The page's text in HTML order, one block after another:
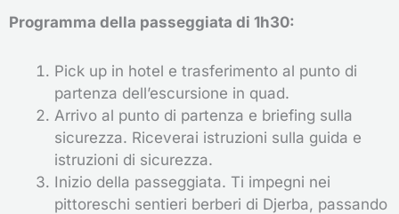
Programma della passeggiata di 1h30:
Pick up in hotel e trasferimento al punto di
partenza dell’escursione in quad.
Arrivo al punto di partenza e briefing sulla
sicurezza. Riceverai istruzioni sulla guida e
istruzioni di sicurezza.
Inizio della passeggiata. Ti impegni nei
pittoreschi sentieri berberi di Djerba, passando